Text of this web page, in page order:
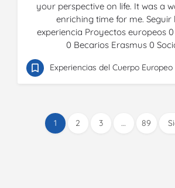
your perspective on life. It was a
enriching time for me. Seguir
experiencia Proyectos europeos
0 Becarios Erasmus 0
Experiencias del Cuerpo
1 2 3 … 89